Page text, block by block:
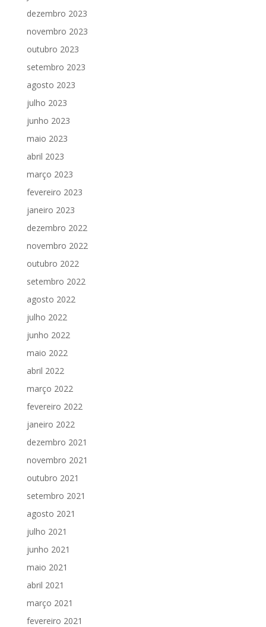
dezembro 2023
novembro 2023
outubro 2023
setembro 2023
agosto 2023
julho 2023
junho 2023
maio 2023
abril 2023
março 2023
fevereiro 2023
janeiro 2023
dezembro 2022
novembro 2022
outubro 2022
setembro 2022
agosto 2022
julho 2022
junho 2022
maio 2022
abril 2022
março 2022
fevereiro 2022
janeiro 2022
dezembro 2021
novembro 2021
outubro 2021
setembro 2021
agosto 2021
julho 2021
junho 2021
maio 2021
abril 2021
março 2021
fevereiro 2021